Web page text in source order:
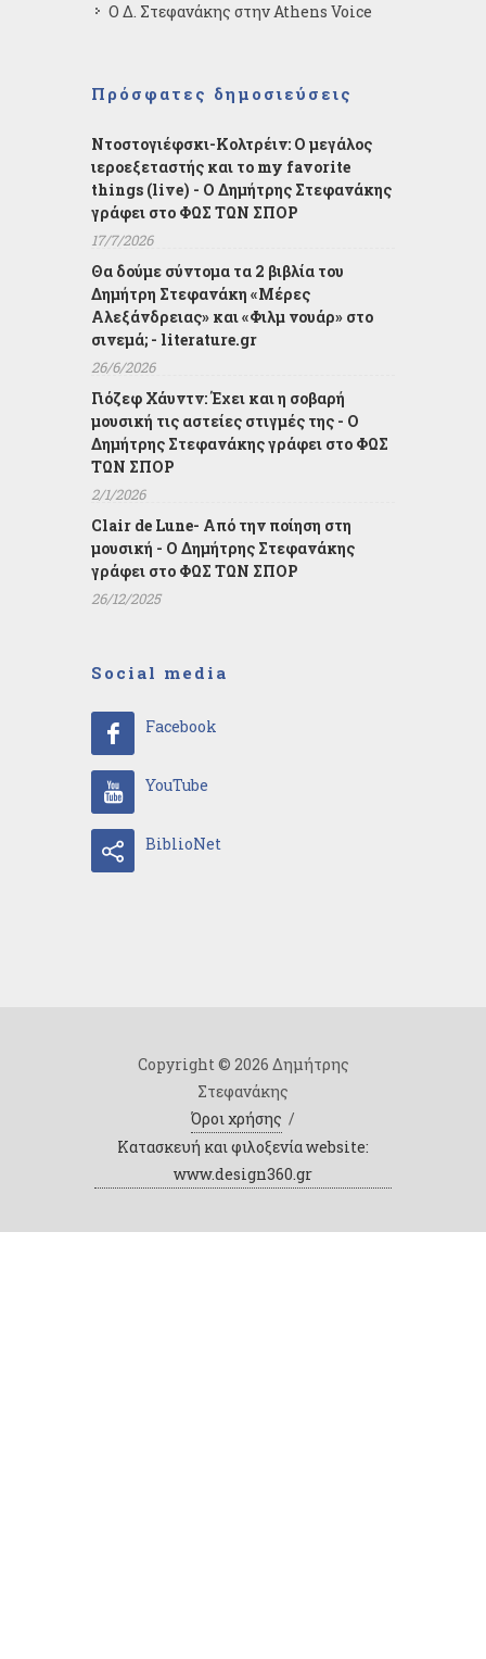
Ο Δ. Στεφανάκης στην Athens Voice
Πρόσφατες δημοσιεύσεις
Ντοστογιέφσκι-Κολτρέιν: Ο μεγάλος
ιεροεξεταστής και το my favorite
things (live) - Ο Δημήτρης Στεφανάκης
γράφει στο ΦΩΣ ΤΩΝ ΣΠΟΡ
17/7/2026
Θα δούμε σύντομα τα 2 βιβλία του
Δημήτρη Στεφανάκη «Μέρες
Αλεξάνδρειας» και «Φιλμ νουάρ» στο
σινεμά; - literature.gr
26/6/2026
Γιόζεφ Χάυντν: Έχει και η σοβαρή
μουσική τις αστείες στιγμές της - Ο
Δημήτρης Στεφανάκης γράφει στο ΦΩΣ
ΤΩΝ ΣΠΟΡ
2/1/2026
Clair de Lune- Από την ποίηση στη
μουσική - Ο Δημήτρης Στεφανάκης
γράφει στο ΦΩΣ ΤΩΝ ΣΠΟΡ
26/12/2025
Social media
Facebook
YouTube
BiblioNet
Copyright © 2026 Δημήτρης
Στεφανάκης
Όροι χρήσης /
Κατασκευή και φιλοξενία website:
www.design360.gr